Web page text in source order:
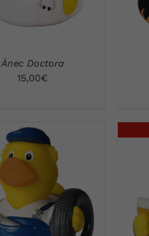
Ànec Doctora
15,00€
VISTA RÁPIDA